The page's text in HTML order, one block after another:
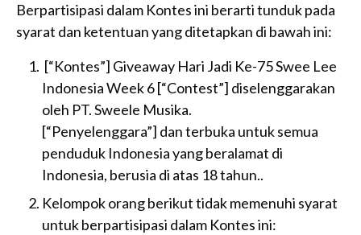
Berpartisipasi dalam Kontes ini berarti tunduk pada
syarat dan ketentuan yang ditetapkan di bawah ini:
[“Kontes”] Giveaway Hari Jadi Ke-75 Swee Lee
Indonesia Week 6 [“Contest”] diselenggarakan
oleh PT. Sweele Musika.
[“Penyelenggara”] dan terbuka untuk semua
penduduk Indonesia yang beralamat di
Indonesia, berusia di atas 18 tahun..
Kelompok orang berikut tidak memenuhi syarat
untuk berpartisipasi dalam Kontes ini: